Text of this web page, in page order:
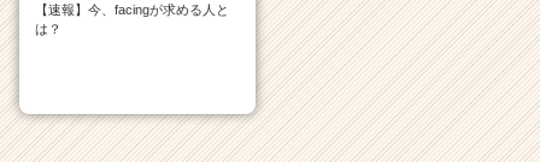
【速報】今、facingが求める人と
は？